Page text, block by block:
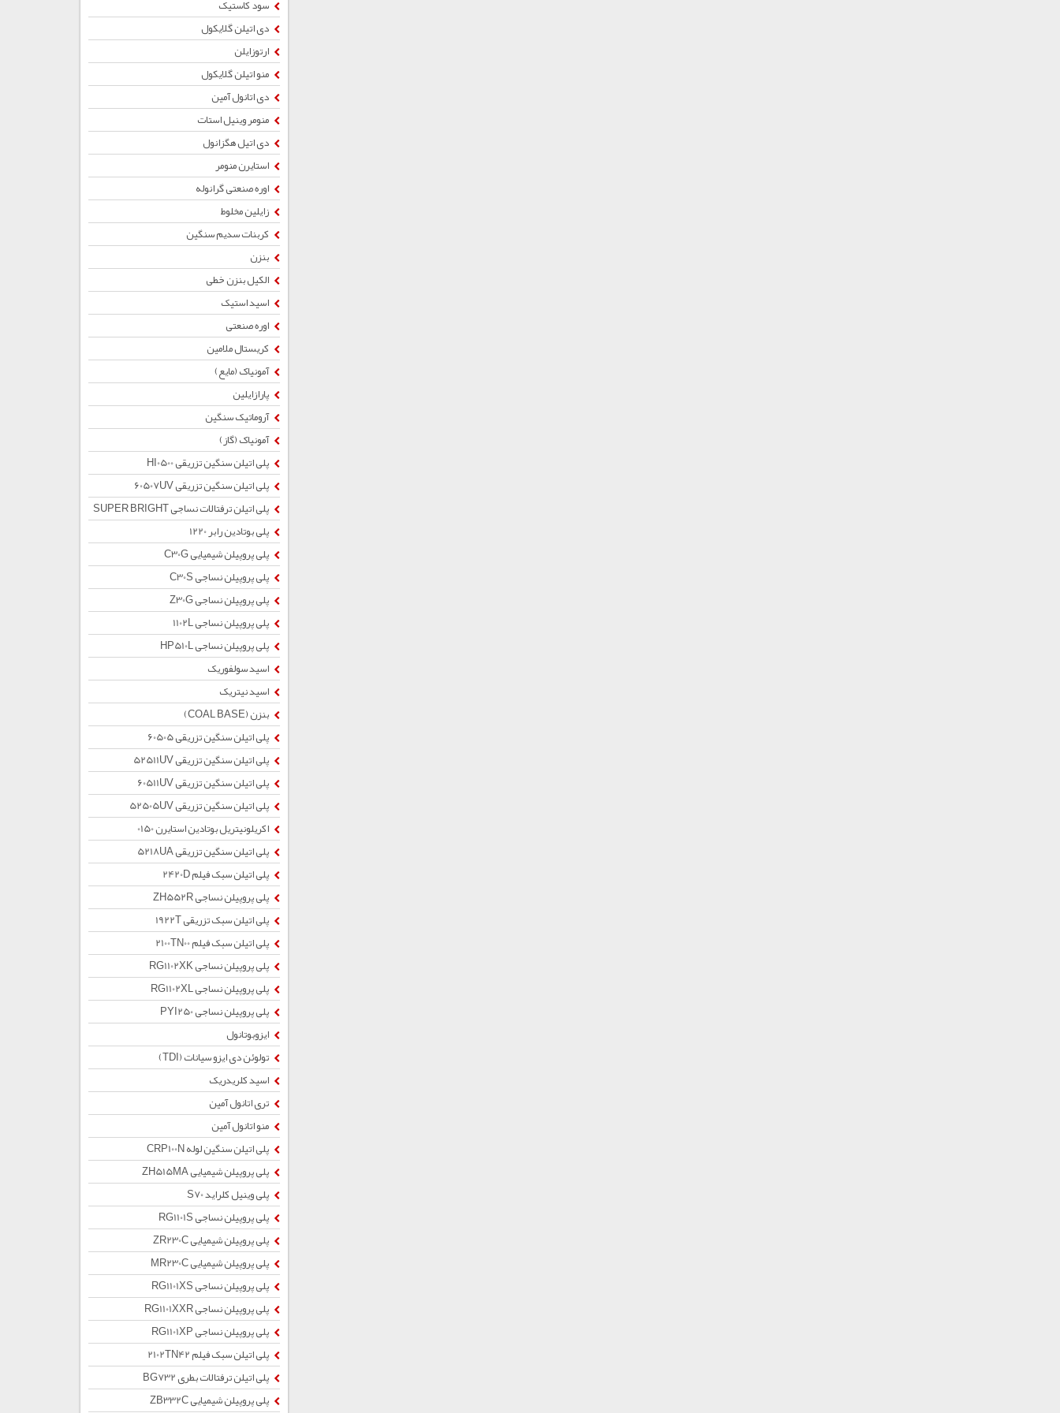
سود کاستیک
دی اتیلن گلایکول
ارتوزایلن
منو اتیلن گلایکول
دی اتانول آمین
منومر وینیل استات
دی اتیل هگزانول
استایرن منومر
اوره صنعتی گرانوله
زایلین مخلوط
کربنات سدیم سنگین
بنزن
الکیل بنزن خطی
اسید استیک
اوره صنعتی
کریستال ملامین
آمونیاک (مایع)
پارازایلین
آروماتیک سنگین
آمونیاک (گاز)
پلی اتیلن سنگین تزریقی HI0500
پلی اتیلن سنگین تزریقی 60507UV
پلی اتیلن ترفتالات نساجی SUPER BRIGHT
پلی بوتادین رابر 1220
پلی پروپیلن شیمیایی C30G
پلی پروپیلن نساجی C30S
پلی پروپیلن نساجی Z30G
پلی پروپیلن نساجی 1102L
پلی پروپیلن نساجی HP510L
اسید سولفوریک
اسید نیتریک
بنزن (COAL BASE)
پلی اتیلن سنگین تزریقی 60505
پلی اتیلن سنگین تزریقی 52511UV
پلی اتیلن سنگین تزریقی 60511UV
پلی اتیلن سنگین تزریقی 52505UV
اکریلونیتریل بوتادین استایرن 0150
پلی اتیلن سنگین تزریقی 5218UA
پلی اتیلن سبک فیلم 2420D
پلی پروپیلن نساجی ZH552R
پلی اتیلن سبک تزریقی 1922T
پلی اتیلن سبک فیلم 2100TN00
پلی پروپیلن نساجی RG1102XK
پلی پروپیلن نساجی RG1102XL
پلی پروپیلن نساجی PYI250
ایزوبوتانول
تولوئن دی ایزو سیانات (TDI)
اسید کلریدریک
تری اتانول آمین
منو اتانول آمین
پلی اتیلن سنگین لوله CRP100N
پلی پروپیلن شیمیایی ZH515MA
پلی وینیل کلراید S70
پلی پروپیلن نساجی RG1101S
پلی پروپیلن شیمیایی ZR230C
پلی پروپیلن شیمیایی MR230C
پلی پروپیلن نساجی RG1101XS
پلی پروپیلن نساجی RG1101XXR
پلی پروپیلن نساجی RG1101XP
پلی اتیلن سبک فیلم 2102TN42
پلی اتیلن ترفتالات بطری BG732
پلی پروپیلن شیمیایی ZB332C